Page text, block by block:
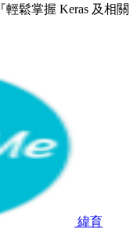
鬆掌握 Keras 及相關
緯育